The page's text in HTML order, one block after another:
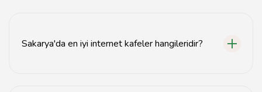
Sakarya'da en iyi internet kafeler hangileridir?